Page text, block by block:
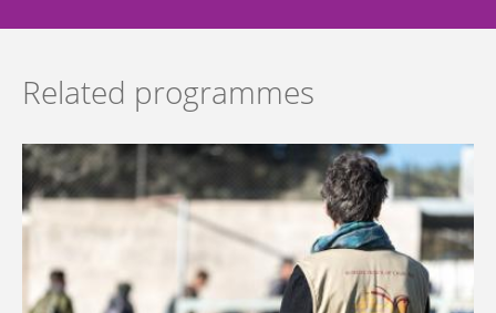
Related programmes